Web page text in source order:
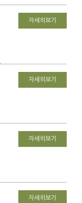
자세히보기
자세히보기
자세히보기
자세히보기